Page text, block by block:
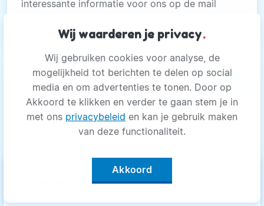
Filter op categoriekeyboard_arrow_up
interessante informatie voor ons op de mail
Wij waarderen je privacy.
Wij gebruiken cookies voor analyse, de
mogelijkheid tot berichten te delen op social
media en om advertenties te tonen. Door op
Akkoord te klikken en verder te gaan stem je in
met ons privacybeleid en kan je gebruik maken
van deze functionaliteit.
Akkoord